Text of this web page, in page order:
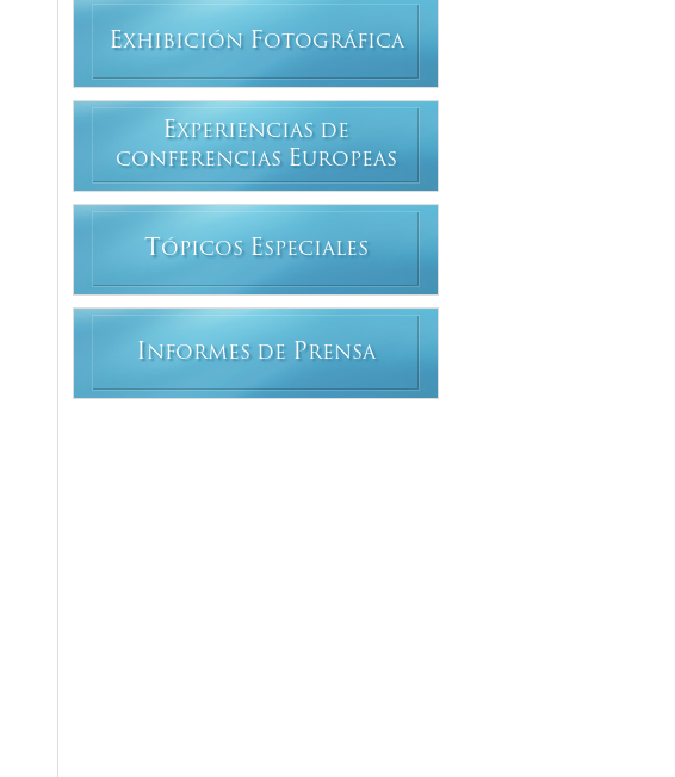
EXHIBICIÓN FOTOGRÁFICA
EXPERIENCIAS DE
CONFERENCIAS EUROPEAS
T ÓPICOS ESPECIALES
INFORMES DE PRENSA